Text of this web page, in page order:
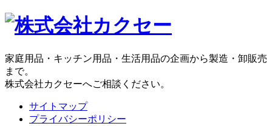
家庭用品・キッチン用品・生活用品の企画から製造・卸販売
まで。
株式会社カクセーへご相談ください。
サイトマップ
プライバシーポリシー